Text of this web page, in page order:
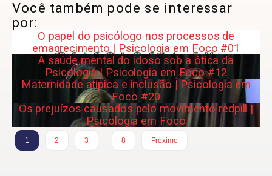
Você também pode se interessar
por:
O papel do psicólogo nos processos de
emagrecimento | Psicologia em Foco #01
A saúde mental do idoso sob a ótica da
Psicologia | Psicologia em Foco #12
Maternidade atípica e inclusão | Psicologia em
Foco #20
Os prejuízos causados pelo movimento redpill |
Psicologia em Foco
1 2 3
8
Próximo